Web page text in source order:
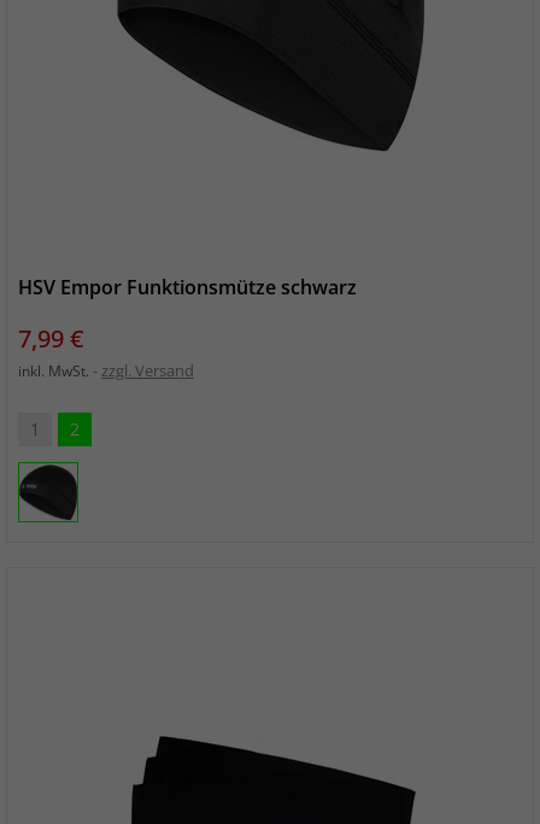
HSV Empor Funktionsmütze schwarz
Preis
7,99 €
inkl. MwSt. zzgl. Versand
1 2